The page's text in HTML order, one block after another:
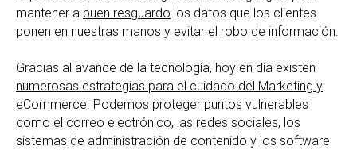
mantener a buen resguardo los datos que los clientes
ponen en nuestras manos y evitar el robo de información.
Gracias al avance de la tecnología, hoy en día existen
numerosas estrategias para el cuidado del Marketing y
eCommerce. Podemos proteger puntos vulnerables
como el correo electrónico, las redes sociales, los
sistemas de administración de contenido y los software